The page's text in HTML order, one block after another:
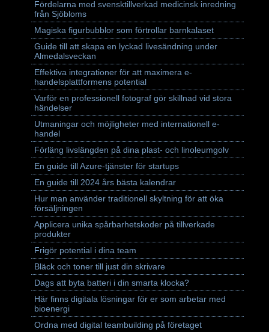
Fördelarna med svensktillverkad medicinsk inredning
från Sjöbloms
Magiska figurbubblor som förtrollar barnkalaset
Guide till att skapa en lyckad livesändning under
Almedalsveckan
Effektiva integrationer för att maximera e-
handelsplattformens potential
Varför en professionell fotograf gör skillnad vid stora
händelser
Utmaningar och möjligheter med internationell e-
handel
Förläng livslängden på dina plast- och linoleumgolv
En guide till Azure-tjänster för startups
En guide till 2024 års bästa kalendrar
Hur man använder traditionell skyltning för att öka
försäljningen
Applicera unika spårbarhetskoder på tillverkade
produkter
Frigör potential i dina team
Bläck och toner till just din skrivare
Dags att byta batteri i din smarta klocka?
Här finns digitala lösningar för er som arbetar med
bioenergi
Ordna med digital teambuilding på företaget